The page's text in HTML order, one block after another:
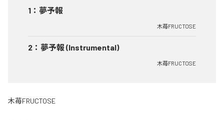
1 ： 夢予報
木苺FRUCTOSE
2 ： 夢予報 (Instrumental)
木苺FRUCTOSE
木苺FRUCTOSE